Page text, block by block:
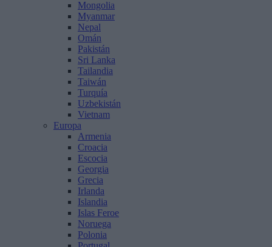
Mongolia
Myanmar
Nepal
Omán
Pakistán
Sri Lanka
Tailandia
Taiwán
Turquía
Uzbekistán
Vietnam
Europa
Armenia
Croacia
Escocia
Georgia
Grecia
Irlanda
Islandia
Islas Feroe
Noruega
Polonia